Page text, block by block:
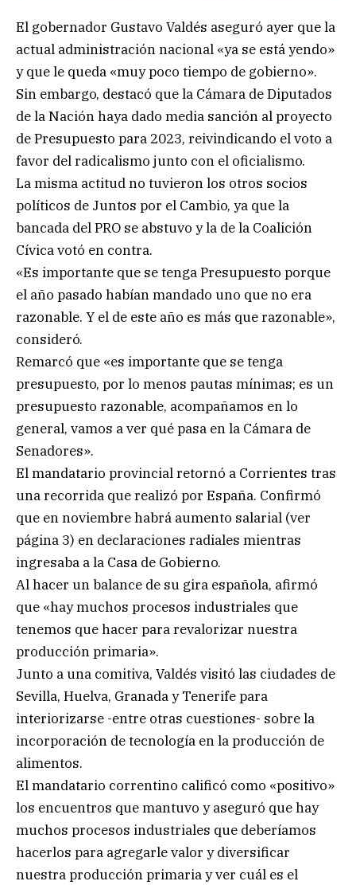
El gobernador Gustavo Valdés aseguró ayer que la
actual administración nacional «ya se está yendo»
y que le queda «muy poco tiempo de gobierno».
Sin embargo, destacó que la Cámara de Diputados
de la Nación haya dado media sanción al proyecto
de Presupuesto para 2023, reivindicando el voto a
favor del radicalismo junto con el oficialismo.
La misma actitud no tuvieron los otros socios
políticos de Juntos por el Cambio, ya que la
bancada del PRO se abstuvo y la de la Coalición
Cívica votó en contra.
«Es importante que se tenga Presupuesto porque
el año pasado habían mandado uno que no era
razonable. Y el de este año es más que razonable»,
consideró.
Remarcó que «es importante que se tenga
presupuesto, por lo menos pautas mínimas; es un
presupuesto razonable, acompañamos en lo
general, vamos a ver qué pasa en la Cámara de
Senadores».
El mandatario provincial retornó a Corrientes tras
una recorrida que realizó por España. Confirmó
que en noviembre habrá aumento salarial (ver
página 3) en declaraciones radiales mientras
ingresaba a la Casa de Gobierno.
Al hacer un balance de su gira española, afirmó
que «hay muchos procesos industriales que
tenemos que hacer para revalorizar nuestra
producción primaria».
Junto a una comitiva, Valdés visitó las ciudades de
Sevilla, Huelva, Granada y Tenerife para
interiorizarse -entre otras cuestiones- sobre la
incorporación de tecnología en la producción de
alimentos.
El mandatario correntino calificó como «positivo»
los encuentros que mantuvo y aseguró que hay
muchos procesos industriales que deberíamos
hacerlos para agregarle valor y diversificar
nuestra producción primaria y ver cuál es el